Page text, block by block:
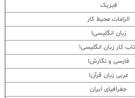
فیزیک
الزامات محیط کار
زبان انگلیسی1
کار زبان انگلیسی1
فارسی و نگارش1
عربی زبان قرآن1
جغرافیای ایران